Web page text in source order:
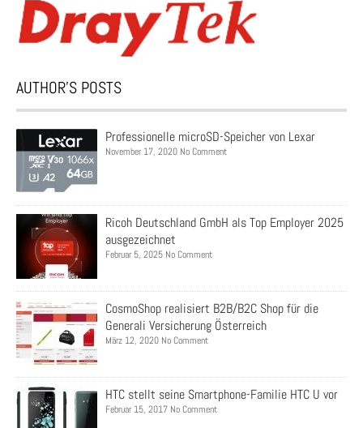
AUTHOR’S POSTS
Professionelle microSD-Speicher von Lexar
November 17, 2020 No Comment
Ricoh Deutschland GmbH als Top Employer 2025
ausgezeichnet
Februar 5, 2025 No Comment
CosmoShop realisiert B2B/B2C Shop für die
Generali Versicherung Österreich
März 12, 2020 No Comment
HTC stellt seine Smartphone-Familie HTC U vor
Februar 15, 2017 No Comment